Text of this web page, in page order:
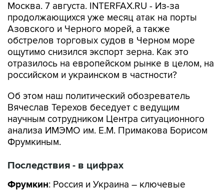
Москва. 7 августа. INTERFAX.RU - Из-за
продолжающихся уже месяц атак на порты
Азовского и Черного морей, а также
обстрелов торговых судов в Черном море
ощутимо снизился экспорт зерна. Как это
отразилось на европейском рынке в целом, на
российском и украинском в частности?
Об этом наш политический обозреватель
Вячеслав Терехов беседует с ведущим
научным сотрудником Центра ситуационного
анализа ИМЭМО им. Е.М. Примакова Борисом
Фрумкиным.
Последствия - в цифрах
Фрумкин: Россия и Украина – ключевые